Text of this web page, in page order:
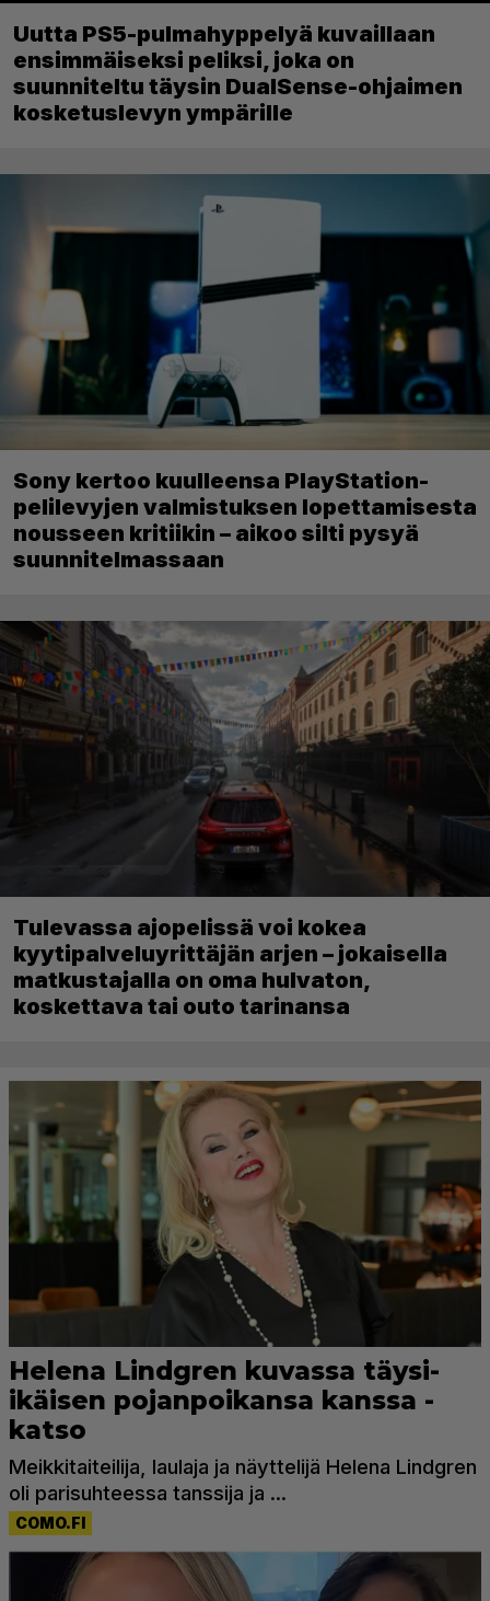
Uutta PS5-pulmahyppelyä kuvaillaan
ensimmäiseksi peliksi, joka on
suunniteltu täysin DualSense-ohjaimen
kosketuslevyn ympärille
Sony kertoo kuulleensa PlayStation-
pelilevyjen valmistuksen lopettamisesta
nousseen kritiikin – aikoo silti pysyä
suunnitelmassaan
Tulevassa ajopelissä voi kokea
kyytipalveluyrittäjän arjen – jokaisella
matkustajalla on oma hulvaton,
koskettava tai outo tarinansa